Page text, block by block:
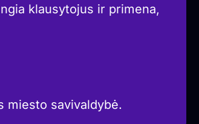
klausytojus ir primena,
miesto savivaldybė.